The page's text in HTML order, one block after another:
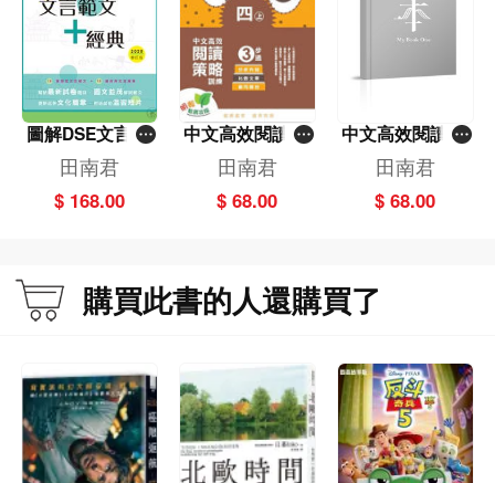
圖解DSE文言範
文+經典（2020
修訂版）
田南君
$ 168.00
中文高效閱讀策
略訓練3步通
（四上）
田南君
$ 68.00
中文高效閱讀策
略訓練3步通
（四下）
田南君
$ 68.00
購買此書的人還購買了